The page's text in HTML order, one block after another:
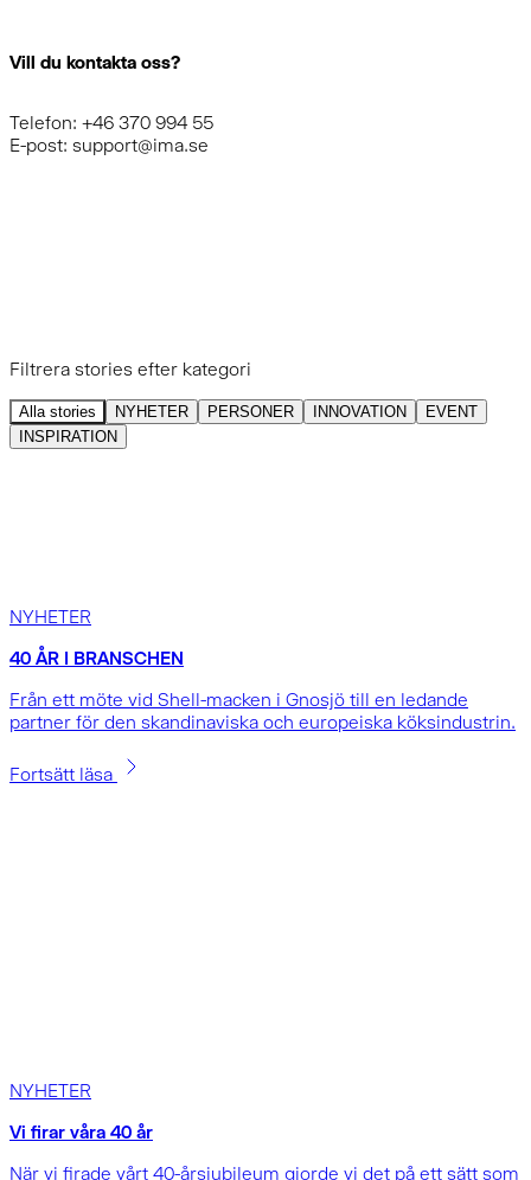
Vill du kontakta oss?
Telefon: +46 370 994 55
E-post: support@ima.se
Filtrera stories efter kategori
Alla stories NYHETER PERSONER INNOVATION
EVENT
INSPIRATION
NYHETER
40 ÅR I BRANSCHEN
Från ett möte vid Shell-macken i Gnosjö till en ledande
partner för den skandinaviska och europeiska köksindustrin.
Fortsätt läsa
NYHETER
Vi firar våra 40 år
När vi firade vårt 40-årsjubileum gjorde vi det på ett sätt som